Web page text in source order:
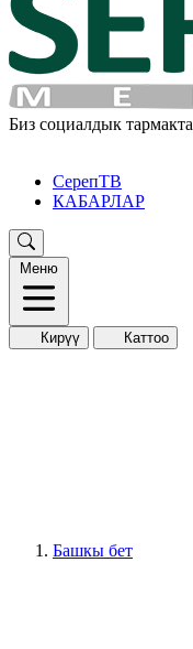
Биз социалдык тармакта
СерепТВ
КАБАРЛАР
Меню
Кирүү Каттоо
Башкы бет